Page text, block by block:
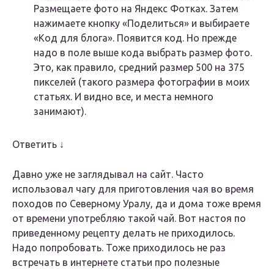
Размещаете фото на Яндекс Фотках. Затем
нажимаете кнопку «Поделиться» и выбираете
«Код для блога». Появится код. Но прежде
надо в поле выше кода выбрать размер фото.
Это, как правило, средний размер 500 на 375
пикселей (такого размера фотографии в моих
статьях. И видно все, и места немного
занимают).
Ответить ↓
Давно уже не заглядывал на сайт. Часто
использовал чагу для приготовления чая во время
походов по Северному Уралу, да и дома тоже время
от времени употребляю такой чай. Вот настоя по
приведенному рецепту делать не приходилось.
Надо попробовать. Тоже приходилось не раз
встречать в интернете статьи про полезные